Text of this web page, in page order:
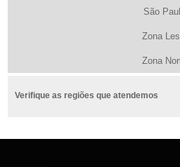
São
Zona
Zona
Verifique as regiões que atendemos